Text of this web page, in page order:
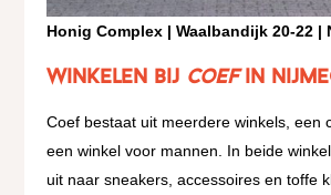
Honig Complex | Waalbandijk 20-22 |
Winkelen bij Coefin
Coef bestaat uit meerdere winkels, een
een winkel voor mannen. In beide
uit naar sneakers, accessoires en toffe